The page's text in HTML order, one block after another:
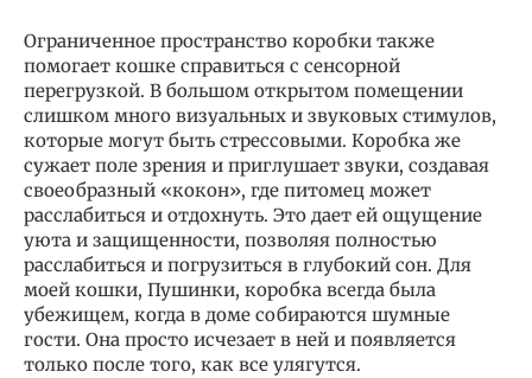
Ограниченное пространство коробки также
помогает кошке справиться с сенсорной
перегрузкой. В большом открытом помещении
слишком много визуальных и звуковых стимулов,
которые могут быть стрессовыми. Коробка же
сужает поле зрения и приглушает звуки, создавая
своеобразный «кокон», где питомец может
расслабиться и отдохнуть. Это дает ей ощущение
уюта и защищенности, позволяя полностью
расслабиться и погрузиться в глубокий сон. Для
моей кошки, Пушинки, коробка всегда была
убежищем, когда в доме собираются шумные
гости. Она просто исчезает в ней и появляется
только после того, как все улягутся.